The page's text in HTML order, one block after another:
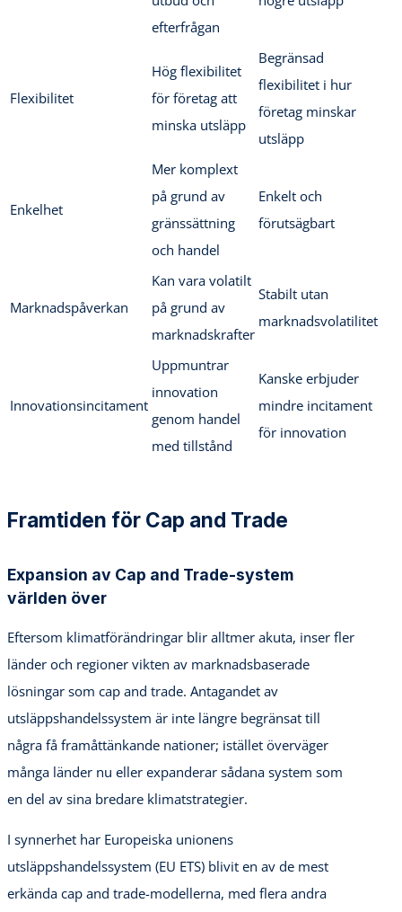
efterfrågan
Flexibilitet
Hög flexibilitet
för företag att
minska utsläpp
Begränsad
flexibilitet i hur
företag minskar
utsläpp
Enkelhet
Mer komplext
på grund av
gränssättning
och handel
Enkelt och
förutsägbart
Marknadspåverkan
Kan vara volatilt
på grund av
marknadskrafter
Stabilt utan
marknadsvolatilitet
Innovationsincitament
Uppmuntrar
innovation
genom handel
med tillstånd
Kanske erbjuder
mindre incitament
för innovation
Framtiden för Cap and Trade
Expansion av Cap and Trade-system
världen över
Eftersom klimatförändringar blir alltmer akuta, inser fler
länder och regioner vikten av marknadsbaserade
lösningar som cap and trade. Antagandet av
utsläppshandelssystem är inte längre begränsat till
några få framåttänkande nationer; istället överväger
många länder nu eller expanderar sådana system som
en del av sina bredare klimatstrategier.
I synnerhet har Europeiska unionens
utsläppshandelssystem (EU ETS) blivit en av de mest
erkända cap and trade-modellerna, med flera andra